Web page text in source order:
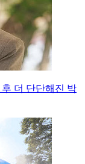
더 단단해진 박